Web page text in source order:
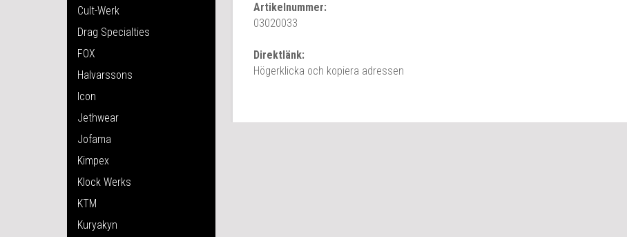
Cult-Werk
Drag Specialties
FOX
Halvarssons
Icon
Jethwear
Jofama
Kimpex
Klock Werks
KTM
Kuryakyn
Artikelnummer:
03020033
Direktlänk:
Högerklicka och kopiera adressen